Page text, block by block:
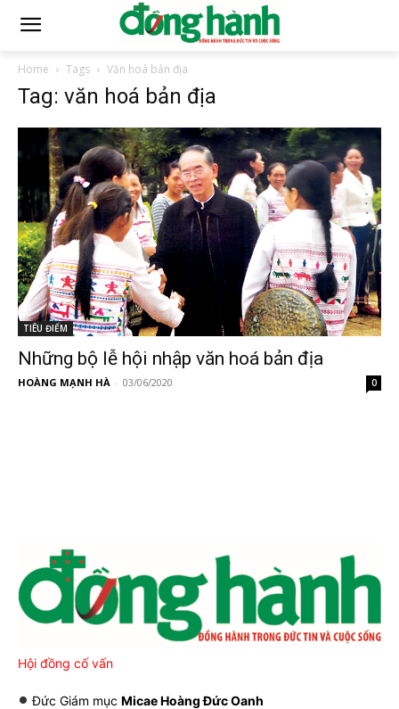
Home Tags Văn hoá bản địa
Tag: văn hoá bản địa
TIÊU ĐIỂM
Những bộ lễ hội nhập văn hoá bản địa
HOÀNG MẠNH HÀ - 03/06/2020 0
Hội đồng cố vấn
Đức Giám mục Micae Hoàng Đức Oanh